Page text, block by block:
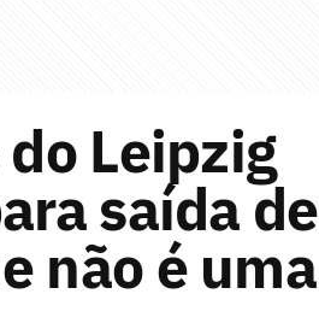
Leipzig
saída de
não é uma